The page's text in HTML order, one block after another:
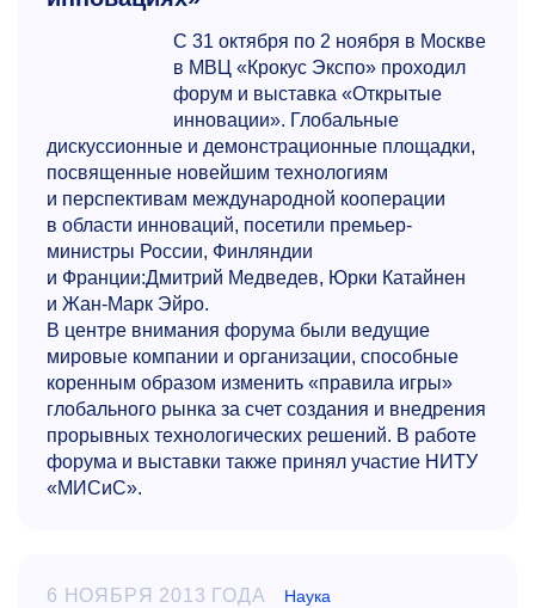
С 31 октября по 2 ноября в Москве
в МВЦ «Крокус Экспо» проходил
форум и выставка «Открытые
инновации». Глобальные
дискуссионные и демонстрационные площадки,
посвященные новейшим технологиям
и перспективам международной кооперации
в области инноваций, посетили премьер-
министры России, Финляндии
и Франции:Дмитрий Медведев, Юрки Катайнен
и Жан-Марк Эйро.
В центре внимания форума были ведущие
мировые компании и организации, способные
коренным образом изменить «правила игры»
глобального рынка за счет создания и внедрения
прорывных технологических решений. В работе
форума и выставки также принял участие НИТУ
«МИСиС».
6 НОЯБРЯ 2013 ГОДА Наука